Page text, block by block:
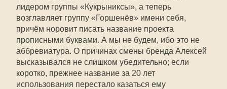
лидером группы «Кукрыниксы», а теперь
возглавляет группу «Горшенёв» имени себя,
причём норовит писать название проекта
прописными буквами. А мы не будем, ибо это не
аббревиатура. О причинах смены бренда Алексей
высказывался не слишком убедительно; если
коротко, прежнее название за 20 лет
использования перестало казаться ему